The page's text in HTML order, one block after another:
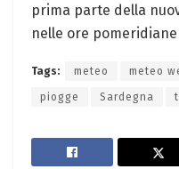
prima parte della
nelle ore
Tags: meteo meteo
piogge Sardegna